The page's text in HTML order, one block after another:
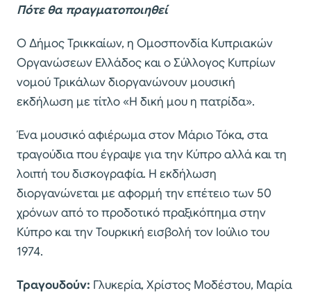
Πότε θα πραγματοποιηθεί
Ο Δήμος Τρικκαίων, η Ομοσπονδία Κυπριακών
Οργανώσεων Ελλάδος και ο Σύλλογος Κυπρίων
νομού Τρικάλων διοργανώνουν μουσική
εκδήλωση με τίτλο «Η δική μου η πατρίδα».
Ένα μουσικό αφιέρωμα στον Μάριο Τόκα, στα
τραγούδια που έγραψε για την Κύπρο αλλά και τη
λοιπή του δισκογραφία. Η εκδήλωση
διοργανώνεται με αφορμή την επέτειο των 50
χρόνων από το προδοτικό πραξικόπημα στην
Κύπρο και την Τουρκική εισβολή τον Ιούλιο του
1974.
Τραγουδούν: Γλυκερία, Χρίστος Μοδέστου, Μαρία